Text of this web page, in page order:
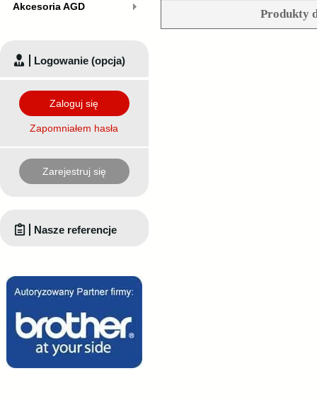
Produkty
Akcesoria AGD
Logowanie (opcja)
Zaloguj się
Zapomniałem hasła
Zarejestruj się
Nasze referencje